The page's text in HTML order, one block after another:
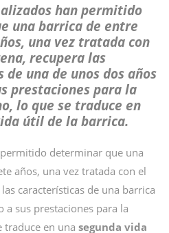
han permitido
una barrica de entre
una vez tratada con
recupera las
una de unos dos años
prestaciones para la
lo que se traduce en
útil de la barrica.
determinar que una
años, una vez tratada con el
características de una barrica
a sus prestaciones para la
traduce en una segunda vida